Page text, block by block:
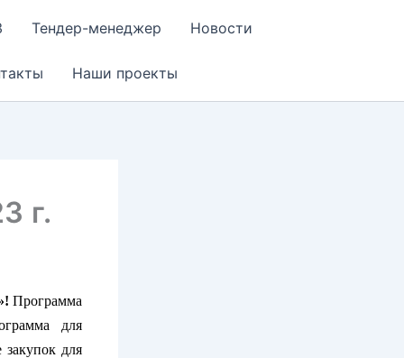
Тендер-менеджер Новости
Наши проекты
г.
Программа
для
для